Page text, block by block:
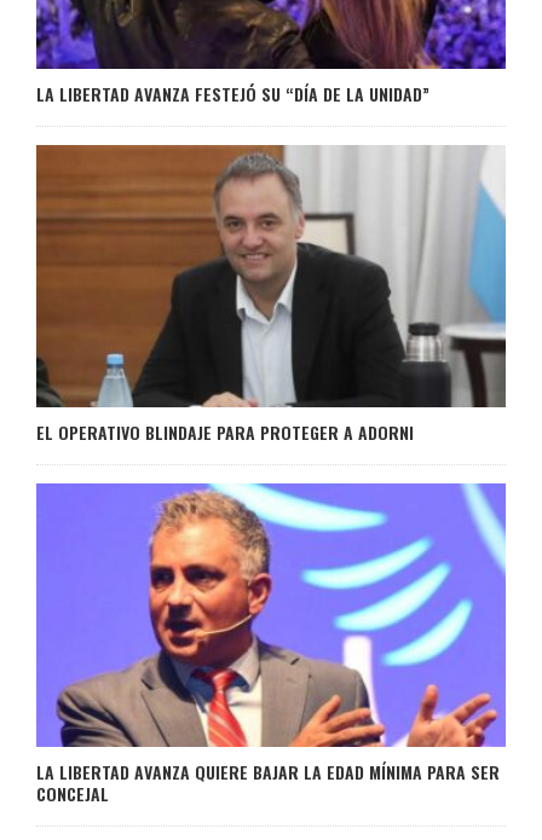
LA LIBERTAD AVANZA FESTEJÓ SU “DÍA DE LA UNIDAD”
EL OPERATIVO BLINDAJE PARA PROTEGER A ADORNI
LA LIBERTAD AVANZA QUIERE BAJAR LA EDAD MÍNIMA PARA SER
CONCEJAL